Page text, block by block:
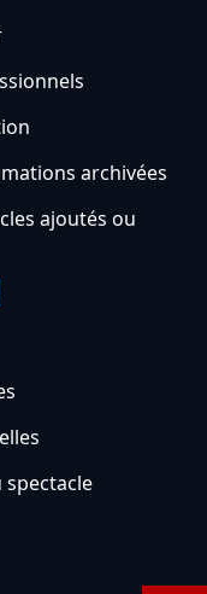
archivées
ajoutés ou
spectacle